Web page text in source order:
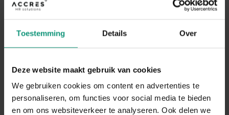
Toestemming Details Over
Deze website maakt gebruik van cookies
We gebruiken cookies om content en advertenties te
personaliseren, om functies voor social media te bieden
en om ons websiteverkeer te analyseren. Ook delen we